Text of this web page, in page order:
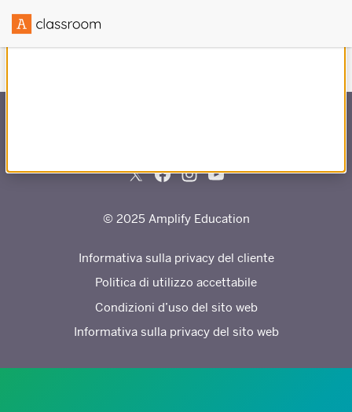
© 2025 Amplify Education
Informativa sulla privacy del cliente
Politica di utilizzo accettabile
Condizioni d’uso del sito web
Informativa sulla privacy del sito web